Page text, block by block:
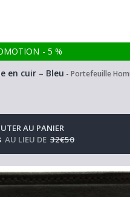
- 5 %
en cuir – Bleu -Portefeuille
AU PANIER
AU LIEU DE 32€50